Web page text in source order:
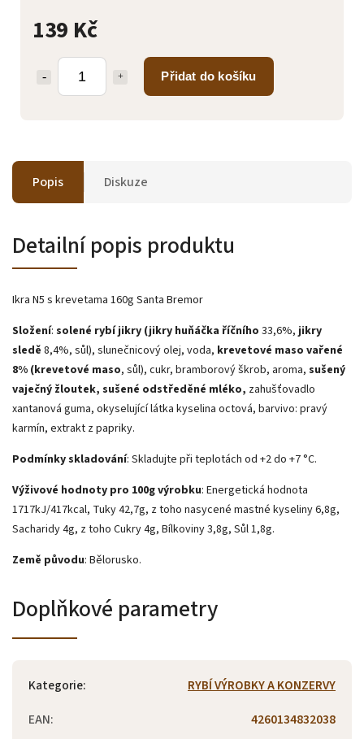
139 Kč
Přidat do košíku
Popis Diskuze
Detailní popis produktu
Ikra N5 s krevetama 160g Santa Bremor
Složení: solené rybí jikry (jikry huňáčka říčního 33,6%, jikry
sledě 8,4%, sůl), slunečnicový olej, voda, krevetové maso vařené
8% (krevetové maso, sůl), cukr, bramborový škrob, aroma, sušený
vaječný žloutek, sušené odstředěné mléko, zahušťovadlo
xantanová guma, okyselující látka kyselina octová, barvivo: pravý
karmín, extrakt z papriky.
Podmínky skladování: Skladujte při teplotách od +2 do +7 °C.
Výživové hodnoty pro 100g výrobku: Energetická hodnota
1717kJ/417kcal, Tuky 42,7g, z toho nasycené mastné kyseliny 6,8g,
Sacharidy 4g, z toho Cukry 4g, Bílkoviny 3,8g, Sůl 1,8g.
Země původu: Bělorusko.
Doplňkové parametry
Kategorie:
RYBÍ VÝROBKY A KONZERVY
EAN: 4260134832038